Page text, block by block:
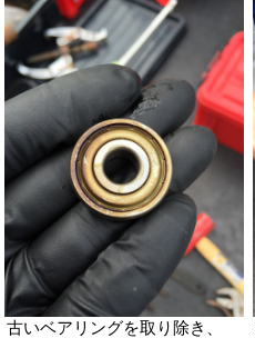
古いベアリングを取り除き、